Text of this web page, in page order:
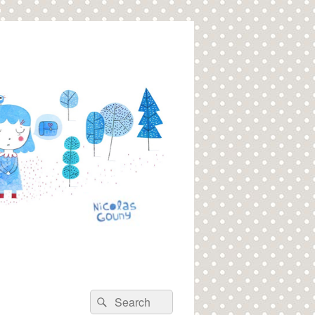
Recherche :
Rechercher